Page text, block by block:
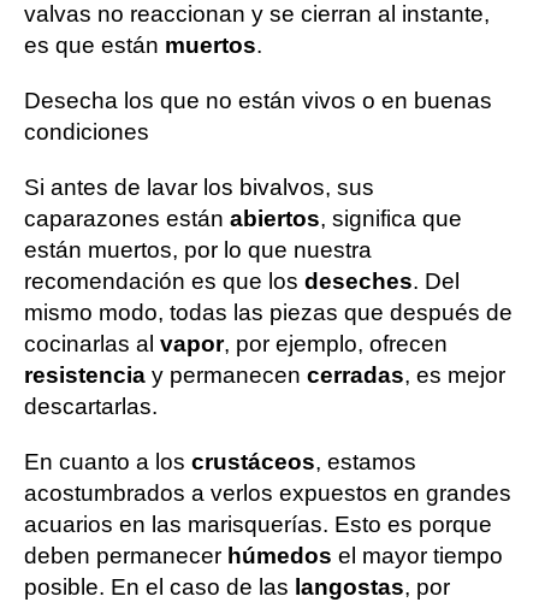
valvas no reaccionan y se cierran al instante,
es que están muertos.
Desecha los que no están vivos o en buenas
condiciones
Si antes de lavar los bivalvos, sus
caparazones están abiertos, significa que
están muertos, por lo que nuestra
recomendación es que los deseches. Del
mismo modo, todas las piezas que después de
cocinarlas al vapor, por ejemplo, ofrecen
resistencia y permanecen cerradas, es mejor
descartarlas.
En cuanto a los crustáceos, estamos
acostumbrados a verlos expuestos en grandes
acuarios en las marisquerías. Esto es porque
deben permanecer húmedos el mayor tiempo
posible. En el caso de las langostas, por